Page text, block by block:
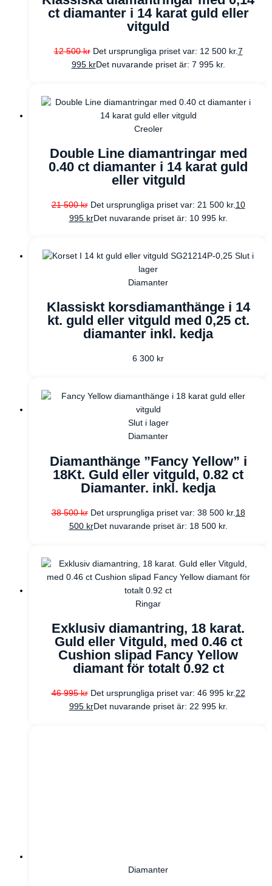
ct diamanter i 14 karat guld eller
vitguld
12 500kr Det ursprungliga priset var: 12 500 kr. 7
995 krDet nuvarande priset är: 7 995 kr.
Creoler
Double Line diamantringar med
0.40 ct diamanter i 14 karat guld
eller vitguld
21 500kr Det ursprungliga priset var: 21 500 kr.10
995 krDet nuvarande priset är: 10 995 kr.
Slut i
lager
Diamanter
Klassiskt korsdiamanthänge i 14
kt. guld eller vitguld med 0,25 ct.
diamanter inkl. kedja
6 300 kr
Slut i lager
Diamanter
Diamanthänge ”Fancy Yellow” i
18Kt. Guld eller vitguld, 0.82 ct
Diamanter. inkl. kedja
38 500kr Det ursprungliga priset var: 38 500 kr. 18
500 krDet nuvarande priset är: 18 500 kr.
Ringar
Exklusiv diamantring, 18 karat.
Guld eller Vitguld, med 0.46 ct
Cushion slipad Fancy Yellow
diamant för totalt 0.92 ct
46 995kr Det ursprungliga priset var: 46 995 kr.22
995 krDet nuvarande priset är: 22 995 kr.
Diamanter